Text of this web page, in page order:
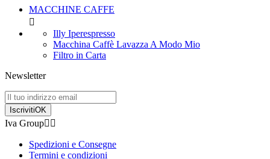
MACCHINE CAFFE

Illy Iperespresso
Macchina Caffè Lavazza A Modo Mio
Filtro in Carta
Newsletter
IscrivitiOK
Iva Group 
Spedizioni e Consegne
Termini e condizioni